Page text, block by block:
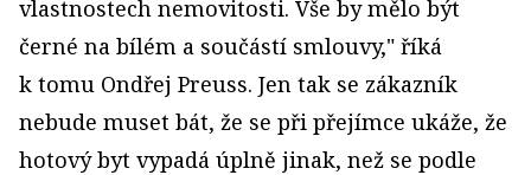
vlastnostech nemovitosti. Vše by mělo být
černé na bílém a součástí smlouvy," říká
k tomu Ondřej Preuss. Jen tak se zákazník
nebude muset bát, že se při přejímce ukáže, že
hotový byt vypadá úplně jinak, než se podle